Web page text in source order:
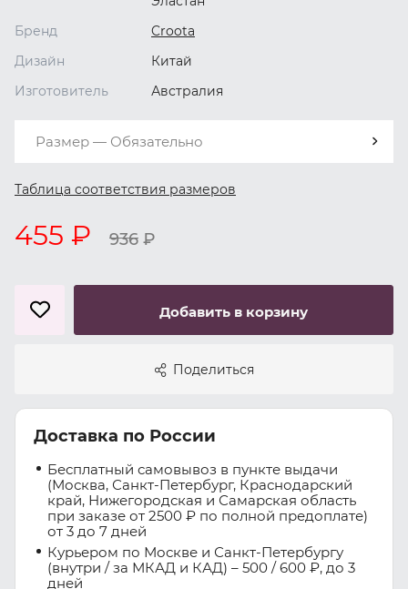
Бренд
Croota
Дизайн
Китай
Изготовитель
Австралия
Размер — Обязательно
Таблица соответствия размеров
455 ₽ 936 ₽
Добавить в корзину
Поделиться
Доставка по России
Бесплатный самовывоз в пункте выдачи
(Москва, Санкт-Петербург, Краснодарский
край, Нижегородская и Самарская область
при заказе от 2500 ₽ по полной предоплате)
от 3 до 7 дней
Курьером по Москве и Санкт-Петербургу
(внутри / за МКАД и КАД) – 500 / 600 ₽, до 3
дней